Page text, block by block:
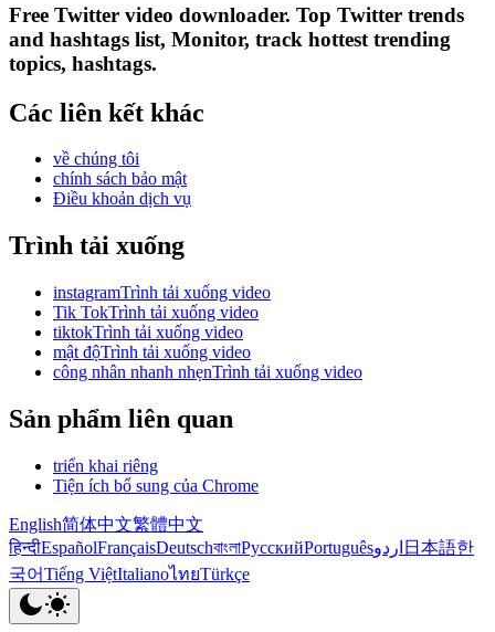
Free Twitter video downloader. Top Twitter trends
and hashtags list, Monitor, track hottest trending
topics, hashtags.
Các liên kết khác
về chúng tôi
chính sách bảo mật
Điều khoản dịch vụ
Trình tải xuống
instagramTrình tải xuống video
Tik TokTrình tải xuống video
tiktokTrình tải xuống video
mật độTrình tải xuống video
công nhân nhanh nhẹnTrình tải xuống video
Sản phẩm liên quan
triển khai riêng
Tiện ích bổ sung của Chrome
English简体中文繁體中文
हिन्दीEspañolFrançaisDeutschবাংলাРусскийPortuguêsاردو 日本語한
국어Tiếng ViệtItalianoไทยTürkçe